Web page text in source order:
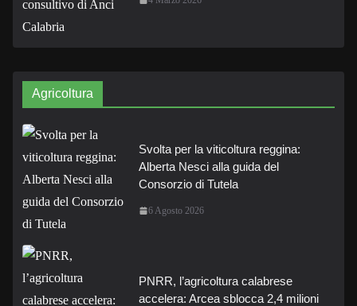
Agricoltura
Svolta per la viticoltura reggina:
Alberta Nesci alla guida del
Consorzio di Tutela
6 Agosto 2026
PNRR, l’agricoltura calabrese
accelera: Arcea sblocca 2,4 milioni